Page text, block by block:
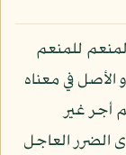
للمنعم
في معناه
أجر غير
الأذى الضرر العاجل